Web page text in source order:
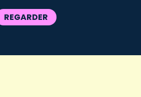
REGARDER